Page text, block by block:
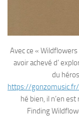
Avec ce «
avoir achevé d’
du
https://
hé bien, il n’en
Finding